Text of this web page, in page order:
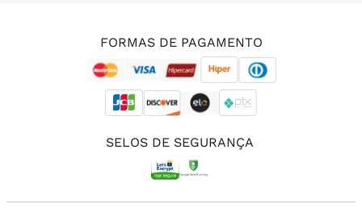
FORMAS DE PAGAMENTO
SELOS DE SEGURANÇA